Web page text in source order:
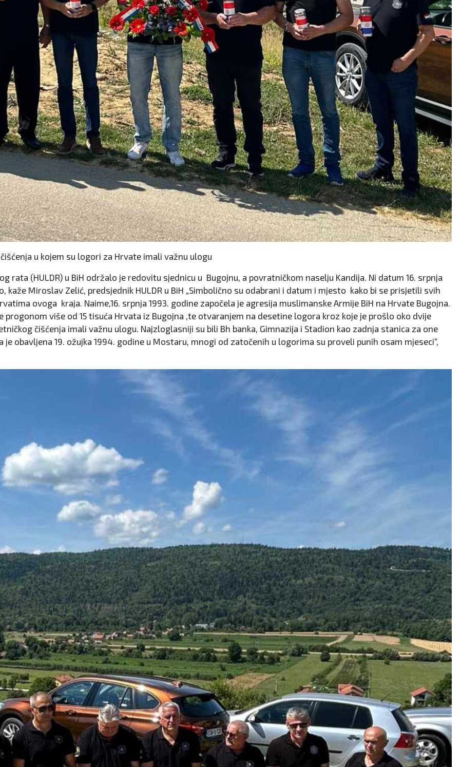
čišćenja u kojem su logori za Hrvate imali važnu ulogu
(HULDR) u BiH održalo je redovitu sjednicu u Bugojnu, a povratničkom naselju Kandija. Ni datum 16. srpnja
Miroslav Zelić, predsjednik HULDR u BiH „Simbolično su odabrani i datum i mjesto kako bi se prisjetili svih
ovoga kraja. Naime,16. srpnja 1993. godine započela je agresija muslimanske Armije BiH na Hrvate Bugojna.
više od 15 tisuća Hrvata iz Bugojna ,te otvaranjem na desetine logora kroz koje je prošlo oko dvije
čišćenja imali važnu ulogu. Najzloglasniji su bili Bh banka, Gimnazija i Stadion kao zadnja stanica za one
obavljena 19. ožujka 1994. godine u Mostaru, mnogi od zatočenih u logorima su proveli punih osam mjeseci“,